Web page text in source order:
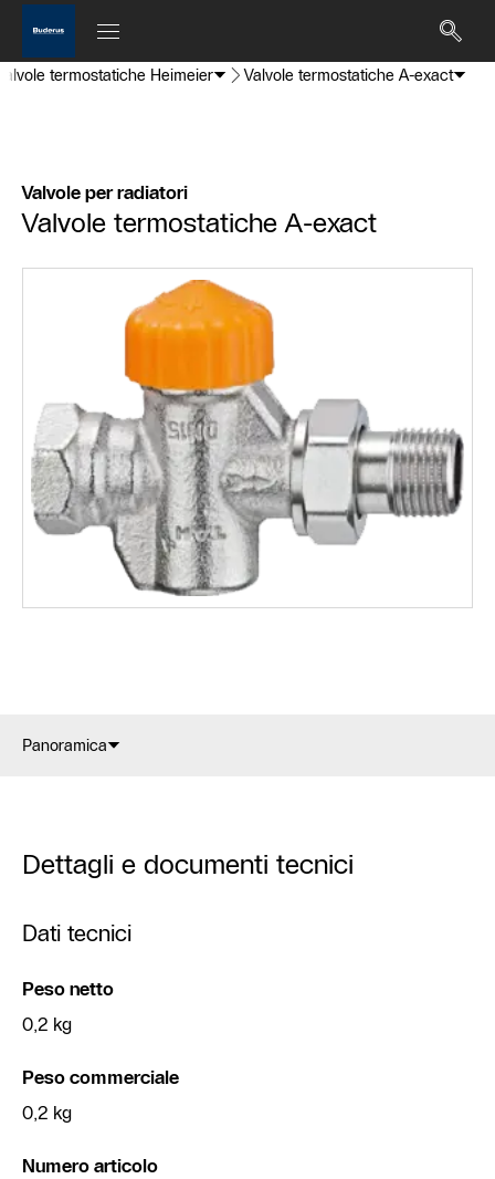
termostatiche Heimeier Valvole termostatiche A-exact
Valvole per radiatori
Valvole termostatiche A-exact
Panoramica
Dettagli e documenti tecnici
Dati tecnici
Peso netto
0,2 kg
Peso commerciale
0,2 kg
Numero articolo